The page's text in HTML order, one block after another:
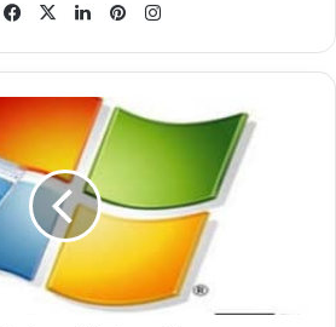
Sitio
Facebook
X LinkedInPinterest